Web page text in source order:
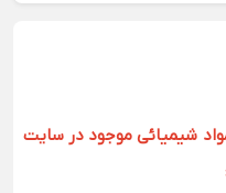
شیمیائی موجود در سایت